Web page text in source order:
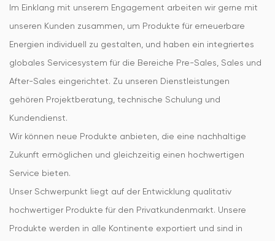
Im Einklang mit unserem Engagement arbeiten wir gerne mit
unseren Kunden zusammen, um Produkte für erneuerbare
Energien individuell zu gestalten, und haben ein integriertes
globales Servicesystem für die Bereiche Pre-Sales, Sales und
After-Sales eingerichtet. Zu unseren Dienstleistungen
gehören Projektberatung, technische Schulung und
Kundendienst.
Wir können neue Produkte anbieten, die eine nachhaltige
Zukunft ermöglichen und gleichzeitig einen hochwertigen
Service bieten.
Unser Schwerpunkt liegt auf der Entwicklung qualitativ
hochwertiger Produkte für den Privatkundenmarkt. Unsere
Produkte werden in alle Kontinente exportiert und sind in